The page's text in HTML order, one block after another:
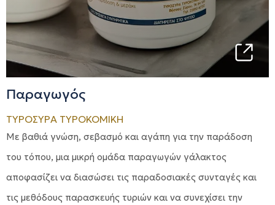
Παραγωγός
ΤΥΡΟΣΥΡΑ ΤΥΡΟΚΟΜΙΚΗ
Με βαθιά γνώση, σεβασμό και αγάπη για την παράδοση
του τόπου, μια μικρή ομάδα παραγωγών γάλακτος
αποφασίζει να διασώσει τις παραδοσιακές συνταγές και
τις μεθόδους παρασκευής τυριών και να συνεχίσει την